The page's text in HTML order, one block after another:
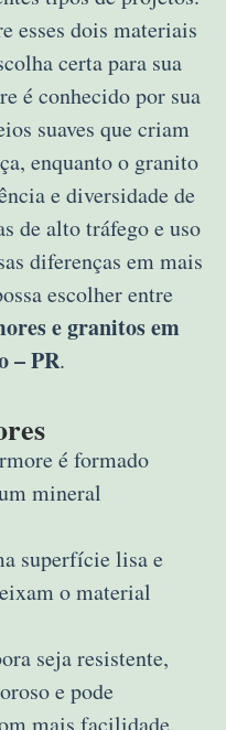
esses dois materiais
certa para sua
é conhecido por sua
suaves que criam
enquanto o granito
e diversidade de
de alto tráfego e uso
diferenças em mais
escolher entre
e granitos em
– PR.
é formado
mineral
superfície lisa e
o material
seja resistente,
e pode